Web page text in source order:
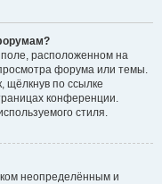
расположенном на
форума или темы.
щёлкнув по ссылке
конференции.
стиля.
неопределённым и